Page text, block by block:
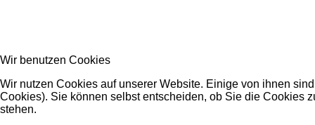
Wir benutzen Cookies
Wir nutzen Cookies auf unserer Website. Einige von ihnen
Cookies). Sie können selbst entscheiden, ob Sie die Cookies
stehen.